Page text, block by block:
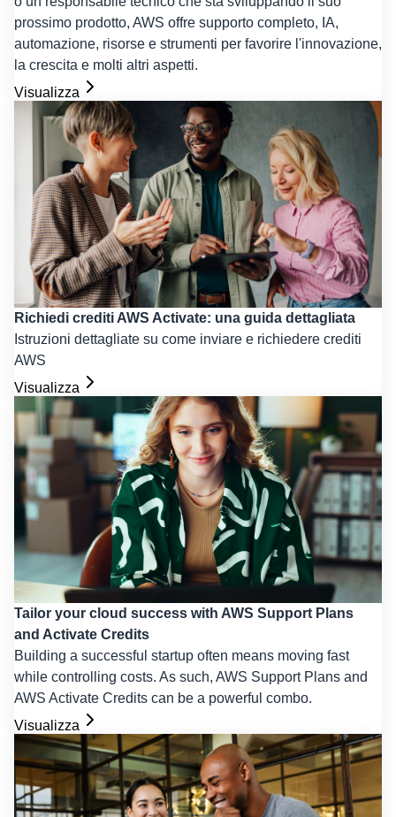
prossimo prodotto, AWS offre supporto completo, IA,
automazione, risorse e strumenti per favorire l'innovazione,
la crescita e molti altri aspetti.
Visualizza
Richiedi crediti AWS Activate: una guida dettagliata
Istruzioni dettagliate su come inviare e richiedere crediti
AWS
Visualizza
Tailor your cloud success with AWS Support Plans
and Activate Credits
Building a successful startup often means moving fast
while controlling costs. As such, AWS Support Plans and
AWS Activate Credits can be a powerful combo.
Visualizza